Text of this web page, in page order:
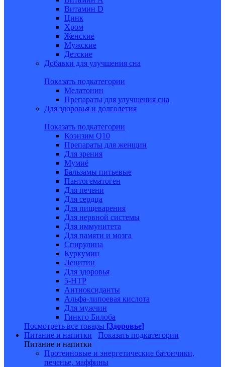
Витамин D
Цинк
Хром
Женские
Мужские
Детские
Добавки для улучшения сна
Показать подкатегории
Мелатонин
Препараты для улучшения сна
Для здоровья и долголетия
Показать подкатегории
Коэнзим Q10
Препараты для женщин
Для зрения
Мумиё
Бальзамы питьевые
Пантогематоген
Для печени
Для сердца
Для пищеварения
Для нервной системы
Для иммунитета
Для памяти и мозга
Спирулина
Куркумин
Лецитин
Для здоровья
5-HTP
Антиоксиданты
Альфа-липоевая кислота
Для мужчин
Гинкго Билоба
Посмотреть все товары [Здоровье]
Питание и напитки
Показать подкатегории
Питание и напитки
Протеиновые и энергетические батончики,
печенье, маффины